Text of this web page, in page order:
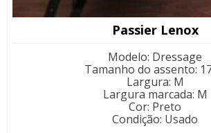
Passier Lenox
Modelo: Dressage
Tamanho do assento:
Largura: M
Largura marcada: M
Cor: Preto
Condição: Usado